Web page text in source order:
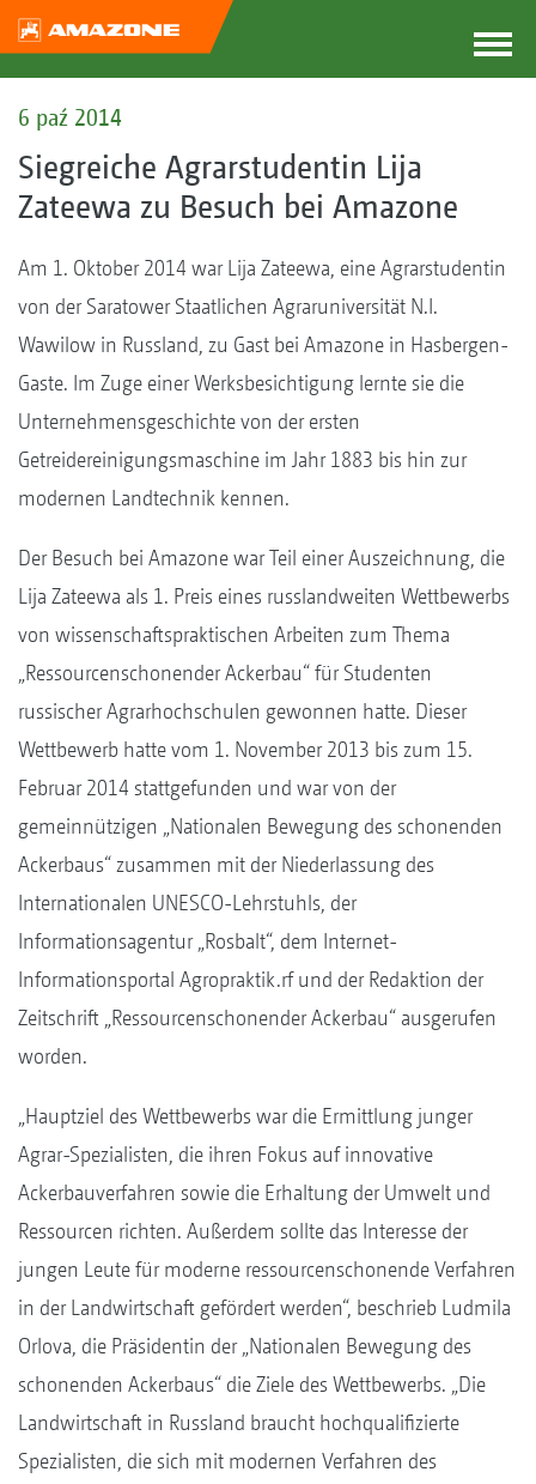
6 paź 2014
Siegreiche Agrarstudentin Lija
Zateewa zu Besuch bei Amazone
Am 1. Oktober 2014 war Lija Zateewa, eine Agrarstudentin
von der Saratower Staatlichen Agraruniversität N.I.
Wawilow in Russland, zu Gast bei Amazone in Hasbergen-
Gaste. Im Zuge einer Werksbesichtigung lernte sie die
Unternehmensgeschichte von der ersten
Getreidereinigungsmaschine im Jahr 1883 bis hin zur
modernen Landtechnik kennen.
Der Besuch bei Amazone war Teil einer Auszeichnung, die
Lija Zateewa als 1. Preis eines russlandweiten Wettbewerbs
von wissenschaftspraktischen Arbeiten zum Thema
„Ressourcenschonender Ackerbau“ für Studenten
russischer Agrarhochschulen gewonnen hatte. Dieser
Wettbewerb hatte vom 1. November 2013 bis zum 15.
Februar 2014 stattgefunden und war von der
gemeinnützigen „Nationalen Bewegung des schonenden
Ackerbaus“ zusammen mit der Niederlassung des
Internationalen UNESCO-Lehrstuhls, der
Informationsagentur „Rosbalt“, dem Internet-
Informationsportal Agropraktik.rf und der Redaktion der
Zeitschrift „Ressourcenschonender Ackerbau“ ausgerufen
worden.
„Hauptziel des Wettbewerbs war die Ermittlung junger
Agrar-Spezialisten, die ihren Fokus auf innovative
Ackerbauverfahren sowie die Erhaltung der Umwelt und
Ressourcen richten. Außerdem sollte das Interesse der
jungen Leute für moderne ressourcenschonende Verfahren
in der Landwirtschaft gefördert werden“, beschrieb Ludmila
Orlova, die Präsidentin der „Nationalen Bewegung des
schonenden Ackerbaus“ die Ziele des Wettbewerbs. „Die
Landwirtschaft in Russland braucht hochqualifizierte
Spezialisten, die sich mit modernen Verfahren des